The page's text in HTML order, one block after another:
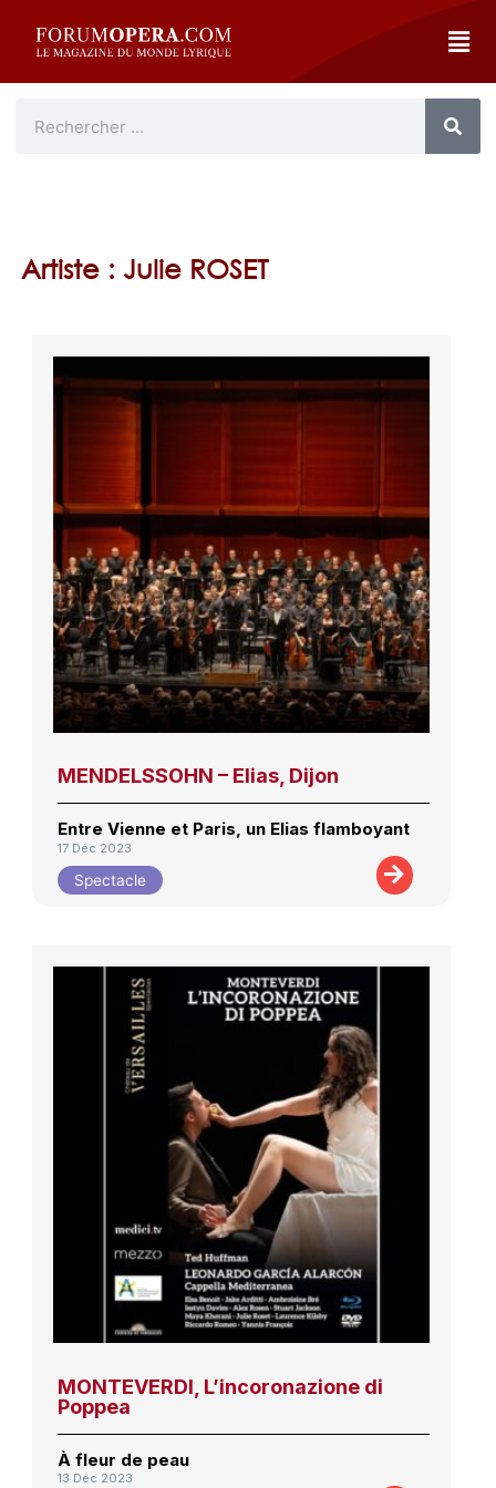
Artiste : Julie ROSET
MENDELSSOHN – Elias, Dijon
Entre Vienne et Paris, un Elias flamboyant
17 Déc 2023
Spectacle
MONTEVERDI, L’incoronazione di
Poppea
À fleur de peau
13 Déc 2023